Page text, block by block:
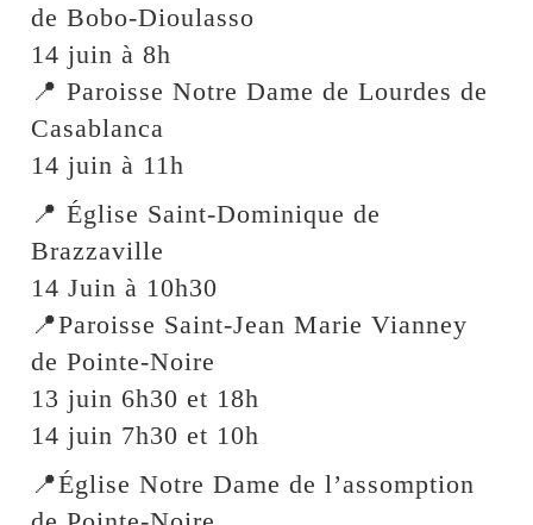
de Bobo-Dioulasso
14 juin à 8h
📍 Paroisse Notre Dame de Lourdes de
Casablanca
14 juin à 11h
📍 Église Saint-Dominique de
Brazzaville
14 Juin à 10h30
📍Paroisse Saint-Jean Marie Vianney
de Pointe-Noire
13 juin 6h30 et 18h
14 juin 7h30 et 10h
📍Église Notre Dame de l’assomption